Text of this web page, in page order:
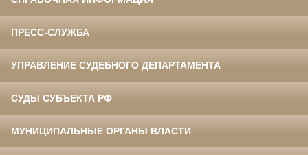
ПРЕСС-СЛУЖБА
УПРАВЛЕНИЕ СУДЕБНОГО ДЕПАРТАМЕНТА
СУДЫ СУБЪЕКТА РФ
МУНИЦИПАЛЬНЫЕ ОРГАНЫ ВЛАСТИ